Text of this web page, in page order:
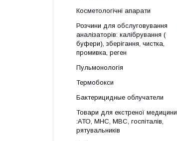
Косметологічні апарати
Розчини для обслуговування
аналізаторів: калібрування (
буфери), зберігання, чистка,
промивка, реген
Пульмонологія
Термобокси
Бактерицидные облучатели
Товари для екстреної медицини
:АТО, МНС, МВС, госпіталів,
рятувальників